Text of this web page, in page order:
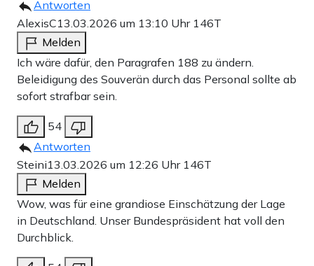
Antworten
AlexisC13.03.2026 um 13:10 Uhr 146T
Melden
Ich wäre dafür, den Paragrafen 188 zu ändern.
Beleidigung des Souverän durch das Personal sollte ab
sofort strafbar sein.
54
Antworten
Steini13.03.2026 um 12:26 Uhr 146T
Melden
Wow, was für eine grandiose Einschätzung der Lage
in Deutschland. Unser Bundespräsident hat voll den
Durchblick.